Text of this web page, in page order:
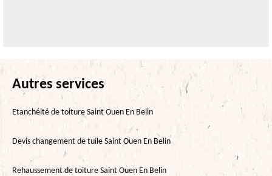
Autres services
Etanchéité de toiture Saint Ouen En Belin
Devis changement de tuile Saint Ouen En Belin
Rehaussement de toiture Saint Ouen En Belin